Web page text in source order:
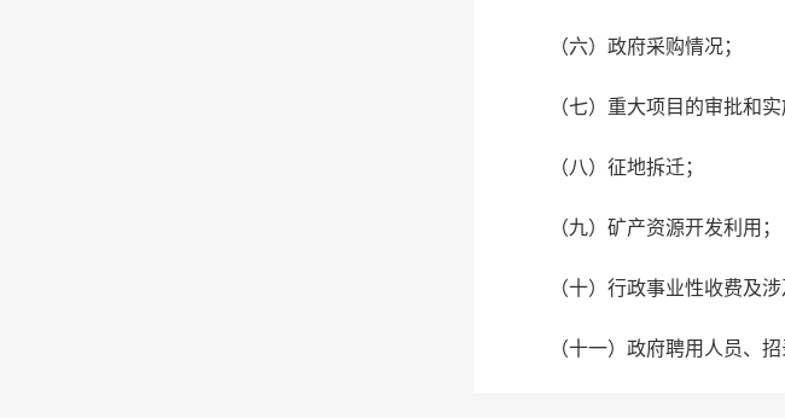
（六）政府采购情况；
（七）重大项目的审批和实
（八）征地拆迁；
（九）矿产资源开发利用；
（十）行政事业性收费及
（十一）政府聘用人员、